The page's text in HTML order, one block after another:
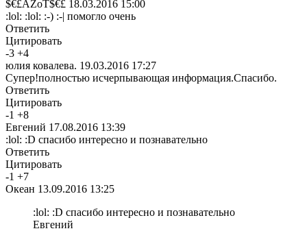
$€£AZoT$€£ 18.03.2016 15:00
:lol: :lol: :-) :-| помогло очень
Ответить
Цитировать
-3 +4
юлия ковалева. 19.03.2016 17:27
Супер!полностью исчерпывающая информация.Спасибо.
Ответить
Цитировать
-1 +8
Евгений 17.08.2016 13:39
:lol: :D спасибо интересно и познавательно
Ответить
Цитировать
-1 +7
Океан 13.09.2016 13:25
:lol: :D спасибо интересно и познавательно
Евгений